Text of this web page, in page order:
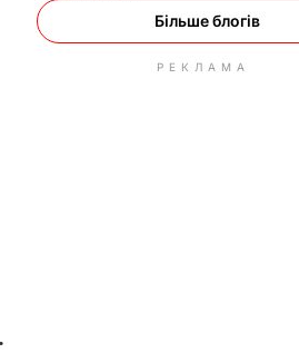
Більше блогів
РЕКЛАМА